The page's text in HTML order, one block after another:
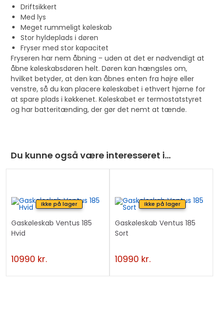
o
n
h
e
w
a
i
s
r
h
i
p
r
Driftsikkert
Med lys
Meget rummeligt køleskab
Stor hyldeplads i døren
Fryser med stor kapacitet
Fryseren har nem åbning – uden at det er nødvendigt at
åbne køleskabsdøren helt. Døren kan hængsles om,
hvilket betyder, at den kan åbnes enten fra højre eller
venstre, så du kan placere køleskabet i ethvert hjørne for
at spare plads i køkkenet. Køleskabet er termostatstyret
og har batteritænding, der gør det nemt at tænde.
Du kunne også være interesseret i…
Ikke på lager
Gaskøleskab Ventus 185
Hvid
10990 kr.
Ikke på lager
Gaskøleskab Ventus 185
Sort
10990 kr.